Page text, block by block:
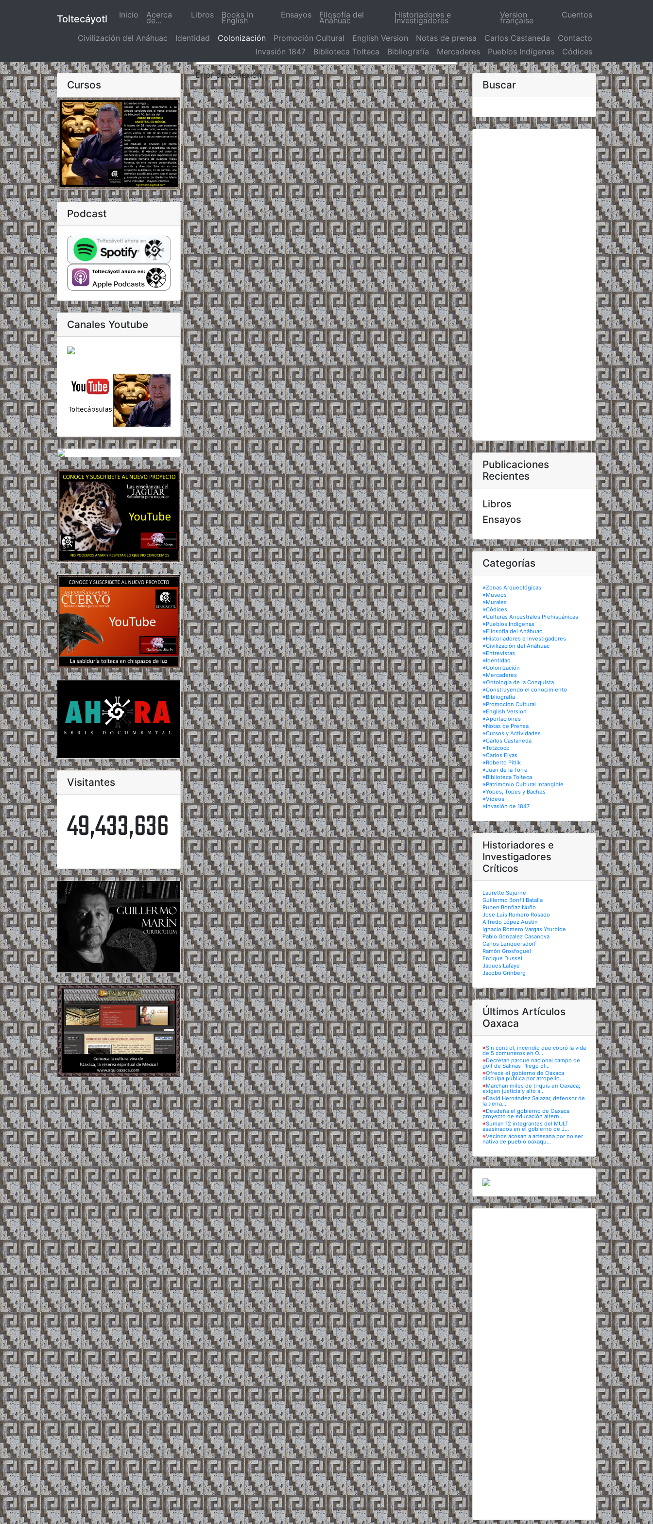
Toltecáyotl Inicio (actual)
Acerca
de...
Libros Books in
English
Ensayos Filosofía del
Anáhuac
Historiadores e
Investigadores
Version
française
Cuentos
Civilización del Anáhuac Identidad Colonización Promoción Cultural English Version Notas de prensa Carlos Castaneda
Contacto
Invasión 1847
Biblioteca Tolteca Bibliografía Mercaderes Pueblos Indígenas Códices
Cursos
Podcast
Canales Youtube
Visitantes
49,433,636
Error de conexión.
Buscar
Publicaciones
Recientes
Libros
Ensayos
Categorías
※Zonas Arqueológicas
※Museos
※Murales
※Códices
※Culturas Ancestrales Prehispánicas
※Pueblos Indígenas
※Filosofía del Anáhuac
※Historiadores e Investigadores
※Civilización del Anáhuac
※Entrevistas
※Identidad
※Colonización
※Mercaderes
※Ontología de la Conquista
※Construyendo el conocimiento
※Bibliografía
※Promoción Cultural
※English Version
※Aportaciones
※Notas de Prensa
※Cursos y Actividades
※Carlos Castaneda
※Tetzcoco
※Carlos Elyas
※Roberto Pitlik
※Juan de la Torre
※Biblioteca Tolteca
※Patrimonio Cultural Intangible
※Yopes, Topes y Baches
※Videos
※Invasión de 1847
Historiadores e
Investigadores
Críticos
Laurette Sejurne
Guillermo Bonfil Batalla
Ruben Bonfiaz Nuño
Jose Luis Romero Rosado
Alfredo López Austin
Ignacio Romero Vargas Yturbide
Pablo Gonzalez Casanova
Carlos Lenquersdorf
Ramón Grosfoguel
Enrique Dussel
Jaques Lafaye
Jacobo Grinberg
Últimos Artículos
Oaxaca
※Sin control, incendio que cobró la vida
de 5 comuneros en O...
※Decretan parque nacional campo de
golf de Salinas Pliego El...
※Ofrece el gobierno de Oaxaca
disculpa pública por atropello...
※Marchan miles de triquis en Oaxaca;
exigen justicia y alto a...
※David Hernández Salazar, defensor de
la tierra...
※Desdeña el gobierno de Oaxaca
proyecto de educación altern...
※Suman 12 integrantes del MULT
asesinados en el gobierno de J...
※Vecinos acosan a artesana por no ser
nativa de pueblo oaxaqu...